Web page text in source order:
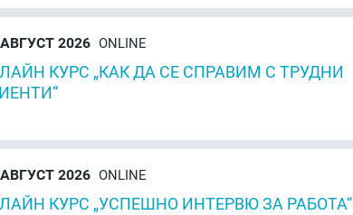
2026 ONLINE
КУРС „КАК ДА СЕ СПРАВИМ С ТРУДНИ
2026 ONLINE
КУРС „УСПЕШНО ИНТЕРВЮ ЗА РАБОТА“